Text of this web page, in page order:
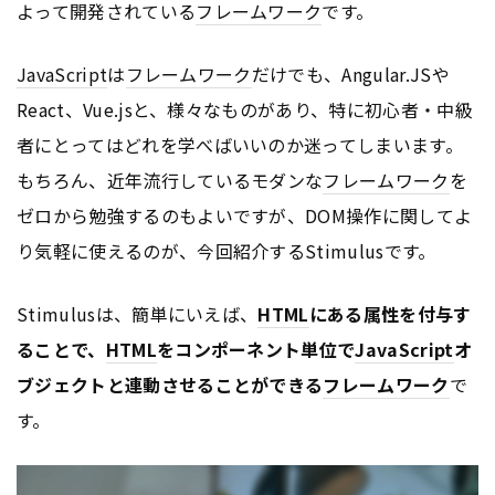
よって開発されているフレームワークです。
JavaScriptはフレームワークだけでも、Angular.JSや
React、Vue.jsと、様々なものがあり、特に初心者・中級
者にとってはどれを学べばいいのか迷ってしまいます。
もちろん、近年流行しているモダンなフレームワークを
ゼロから勉強するのもよいですが、DOM操作に関してよ
り気軽に使えるのが、今回紹介するStimulusです。
Stimulusは、簡単にいえば、 HTMLにある属性を付与す
ることで、 HTMLをコンポーネント単位でJavaScriptオ
ブジェクトと連動させることができるフレームワークで
す。